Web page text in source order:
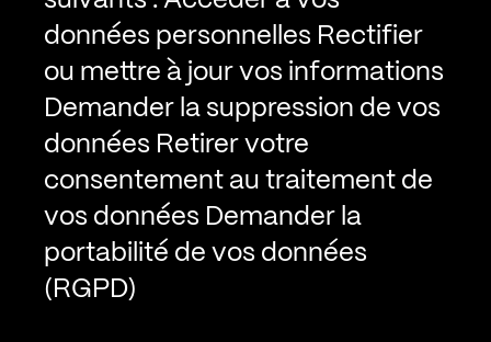
données personnelles Rectifier
ou mettre à jour vos informations
Demander la suppression de vos
données Retirer votre
consentement au traitement de
vos données Demander la
portabilité de vos données
(RGPD)